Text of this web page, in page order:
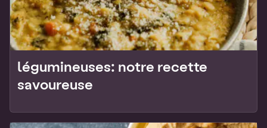
légumineuses: notre recette
savoureuse